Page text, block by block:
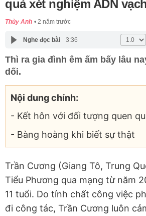
quả xét nghiệm ADN
Thùy Anh 2 năm trước
Nghe đọc bài 3:36
Thì ra gia đình êm ấm bấy lâu
dối.
Nội dung chính:
- Kết hôn với đối tượng quen
- Bàng hoàng khi biết sự thật
Trần Cương (Giang Tô, Trung
Tiểu Phương qua mạng từ năm
11 tuổi. Do tính chất công việc
đi công tác, Trần Cương luôn